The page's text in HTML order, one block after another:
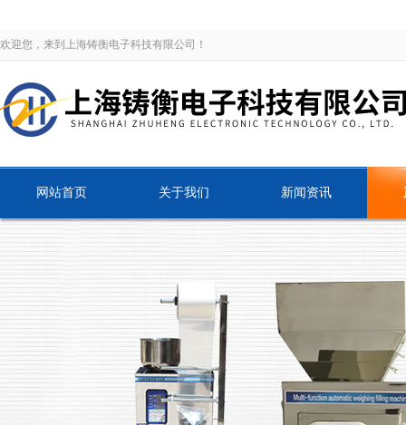
欢迎您，来到上海铸衡电子科技有限公司！
网站首页 关于我们 新闻资讯